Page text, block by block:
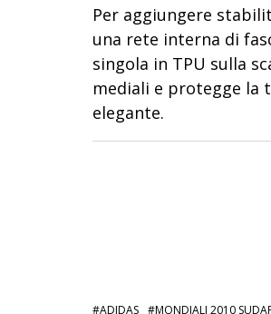
Per aggiungere
una rete interna di
singola in TPU sulla
mediali e protegge la
elegante.
ADIDAS MONDIALI 2010